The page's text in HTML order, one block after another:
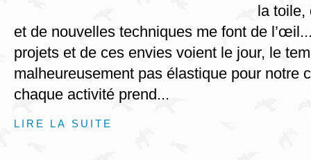
la toile,
et de nouvelles techniques me font de
projets et de ces envies voient le jour, le
malheureusement pas élastique pour notre
chaque activité prend...
LIRE LA SUITE